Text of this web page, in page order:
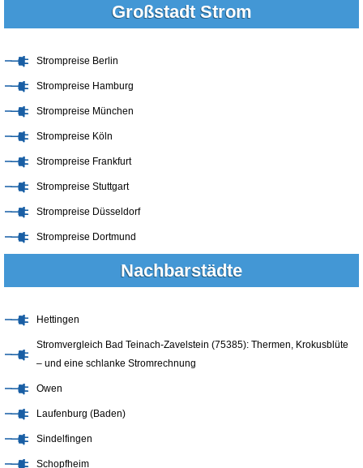
Großstadt Strom
Strompreise Berlin
Strompreise Hamburg
Strompreise München
Strompreise Köln
Strompreise Frankfurt
Strompreise Stuttgart
Strompreise Düsseldorf
Strompreise Dortmund
Nachbarstädte
Hettingen
Stromvergleich Bad Teinach-Zavelstein (75385): Thermen, Krokusblüte
– und eine schlanke Stromrechnung
Owen
Laufenburg (Baden)
Sindelfingen
Schopfheim